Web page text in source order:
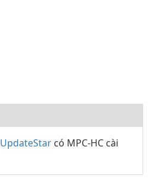
UpdateStar có MPC-HC cài